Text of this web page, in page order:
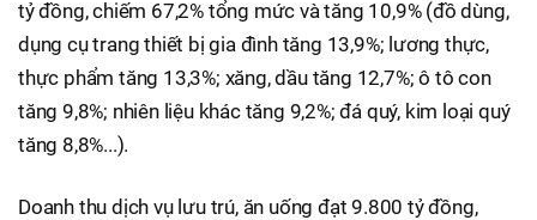
tỷ đồng, chiếm 67,2% tổng mức và tăng 10,9% (đồ dùng,
dụng cụ trang thiết bị gia đình tăng 13,9%; lương thực,
thực phẩm tăng 13,3%; xăng, dầu tăng 12,7%; ô tô con
tăng 9,8%; nhiên liệu khác tăng 9,2%; đá quý, kim loại quý
tăng 8,8%...).
Doanh thu dịch vụ lưu trú, ăn uống đạt 9.800 tỷ đồng,